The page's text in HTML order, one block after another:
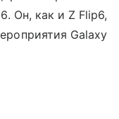
Он, как и Z Flip6,
Galaxy